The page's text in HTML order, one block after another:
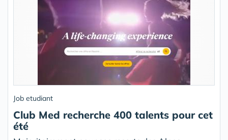
Job etudiant
Club Med recherche 400 talents pour cet
été